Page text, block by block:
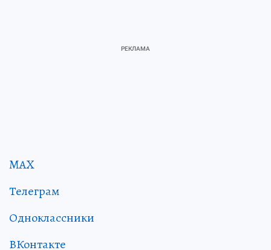
MAX
Телеграм
Одноклассники
ВКонтакте